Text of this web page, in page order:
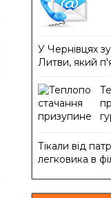
У Чернівцях
Литви, який
Тікали від
легковика в